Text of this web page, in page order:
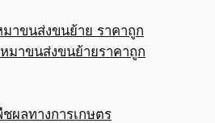
าขนส่งขนย้าย ราคาถูก
มาขนส่งขนย้ายราคาถูก
ผลทางการเกษตร